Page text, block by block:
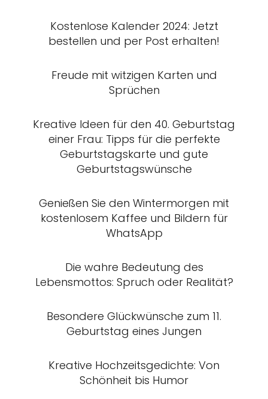
Kostenlose Kalender 2024: Jetzt
bestellen und per Post erhalten!
Freude mit witzigen Karten und
Sprüchen
Kreative Ideen für den 40. Geburtstag
einer Frau: Tipps für die perfekte
Geburtstagskarte und gute
Geburtstagswünsche
Genießen Sie den Wintermorgen mit
kostenlosem Kaffee und Bildern für
WhatsApp
Die wahre Bedeutung des
Lebensmottos: Spruch oder Realität?
Besondere Glückwünsche zum 11.
Geburtstag eines Jungen
Kreative Hochzeitsgedichte: Von
Schönheit bis Humor